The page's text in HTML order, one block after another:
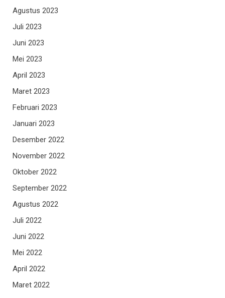
Agustus 2023
Juli 2023
Juni 2023
Mei 2023
April 2023
Maret 2023
Februari 2023
Januari 2023
Desember 2022
November 2022
Oktober 2022
September 2022
Agustus 2022
Juli 2022
Juni 2022
Mei 2022
April 2022
Maret 2022